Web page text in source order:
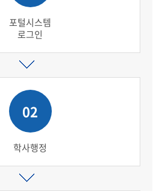
포털시스템
로그인
02
학사행정